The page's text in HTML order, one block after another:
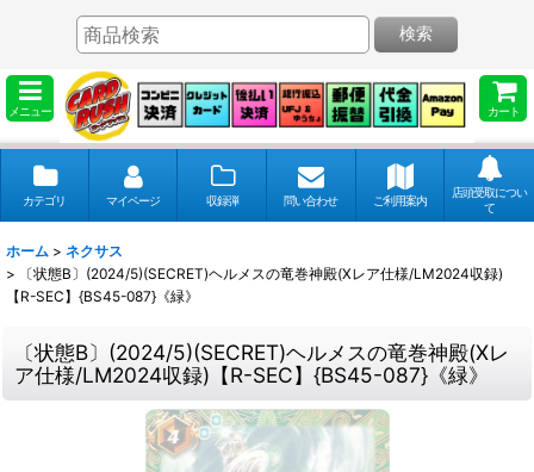
メニュー カート
検索
カテゴリ マイページ 収録弾 問い合わせ ご利用案内
店頭受取につい
て
ホーム > ネクサス
>
〔状態B〕(2024/5)(SECRET)ヘルメスの竜巻神殿(Xレア仕様/LM2024収録)
【R-SEC】{BS45-087}《緑》
〔状態B〕(2024/5)(SECRET)ヘルメスの竜巻神殿(Xレ
ア仕様/LM2024収録)【R-SEC】{BS45-087}《緑》